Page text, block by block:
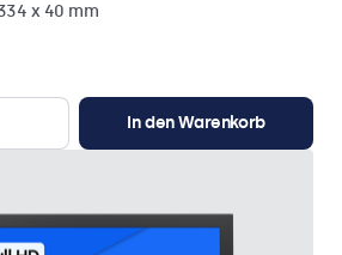
x 40 mm
In den Warenkorb